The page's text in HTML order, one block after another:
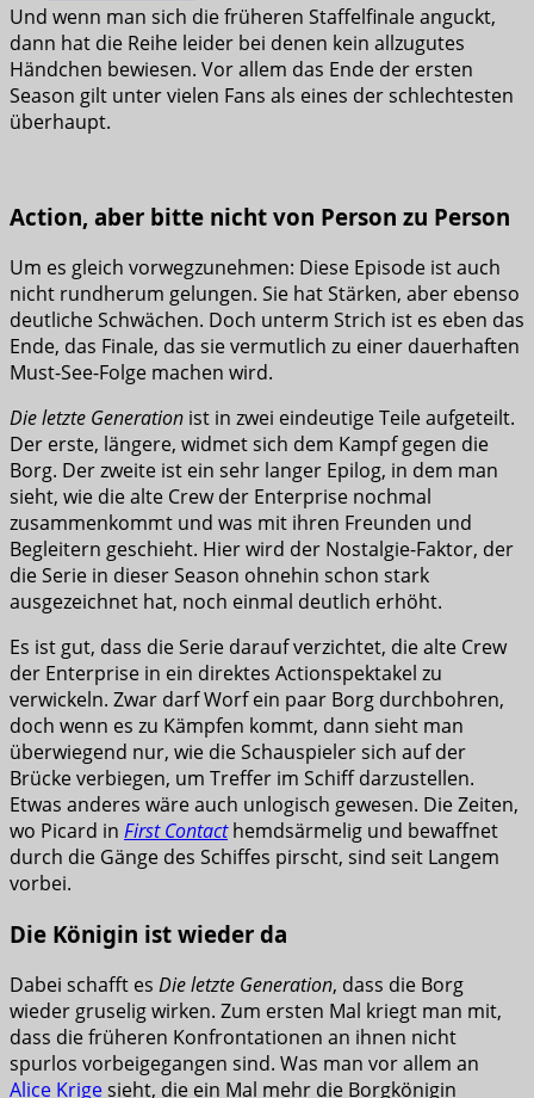
Und wenn man sich die früheren Staffelfinale anguckt,
dann hat die Reihe leider bei denen kein allzugutes
Händchen bewiesen. Vor allem das Ende der ersten
Season gilt unter vielen Fans als eines der schlechtesten
überhaupt.
Action, aber bitte nicht von Person zu Person
Um es gleich vorwegzunehmen: Diese Episode ist auch
nicht rundherum gelungen. Sie hat Stärken, aber ebenso
deutliche Schwächen. Doch unterm Strich ist es eben das
Ende, das Finale, das sie vermutlich zu einer dauerhaften
Must-See-Folge machen wird.
Die letzte Generation ist in zwei eindeutige Teile aufgeteilt.
Der erste, längere, widmet sich dem Kampf gegen die
Borg. Der zweite ist ein sehr langer Epilog, in dem man
sieht, wie die alte Crew der Enterprise nochmal
zusammenkommt und was mit ihren Freunden und
Begleitern geschieht. Hier wird der Nostalgie-Faktor, der
die Serie in dieser Season ohnehin schon stark
ausgezeichnet hat, noch einmal deutlich erhöht.
Es ist gut, dass die Serie darauf verzichtet, die alte Crew
der Enterprise in ein direktes Actionspektakel zu
verwickeln. Zwar darf Worf ein paar Borg durchbohren,
doch wenn es zu Kämpfen kommt, dann sieht man
überwiegend nur, wie die Schauspieler sich auf der
Brücke verbiegen, um Treffer im Schiff darzustellen.
Etwas anderes wäre auch unlogisch gewesen. Die Zeiten,
wo Picard in First Contacthemdsärmelig und bewaffnet
durch die Gänge des Schiffes pirscht, sind seit Langem
vorbei.
Die Königin ist wieder da
Dabei schafft es Die letzte Generation, dass die Borg
wieder gruselig wirken. Zum ersten Mal kriegt man mit,
dass die früheren Konfrontationen an ihnen nicht
spurlos vorbeigegangen sind. Was man vor allem an
Alice Krigesieht, die ein Mal mehr die Borgkönigin